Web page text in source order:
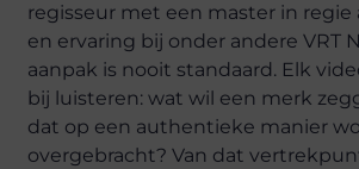
regisseur met een master in regie
en ervaring bij onder andere VRT
aanpak is nooit standaard. Elk
bij luisteren: wat wil een merk
dat op een authentieke manier
overgebracht? Van dat